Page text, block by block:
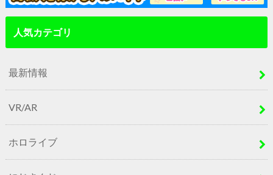
人気カテゴリ
最新情報
VR/AR
ホロライブ